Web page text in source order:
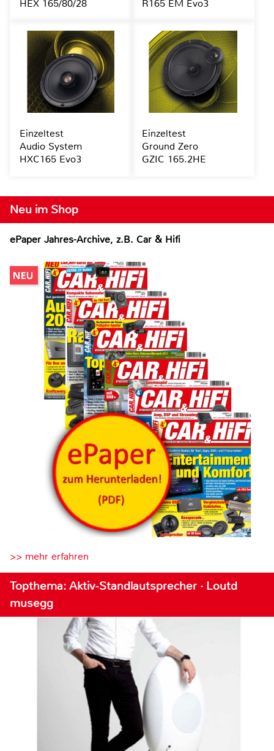
Neu im Shop
ePaper Jahres-Archive, z.B. Car & Hifi
>> mehr erfahren
Topthema: Aktiv-Standlautsprecher · Loutd
musegg
HEX 165/80/28 R165 EM Evo3
Einzeltest
Audio System
HXC165 Evo3
Einzeltest
Ground Zero
GZIC 165.2HE